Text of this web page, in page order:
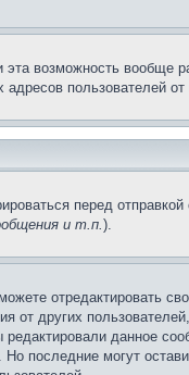
возможность вообще
пользователей от
перед
и т.п.).
отредактировать
других
данное
последние могут